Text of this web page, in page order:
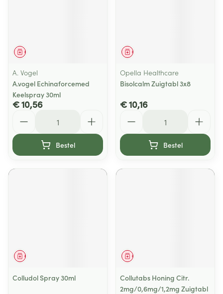
Geneesmiddel
A. Vogel
A.vogel Echinaforcemed
Keelspray 30ml
€ 10,56
Bestel
Geneesmiddel
Opella Healthcare
Bisolcalm Zuigtabl 3x8
€ 10,16
Bestel
Geneesmiddel
Colludol Spray 30ml
Geneesmiddel
Collutabs Honing Citr.
2mg/0,6mg/1,2mg Zuigtabl